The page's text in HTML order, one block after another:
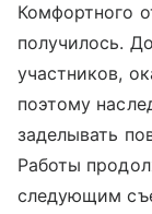
Комфортного
получилось.
участников,
поэтому
заделывать
Работы
следующим